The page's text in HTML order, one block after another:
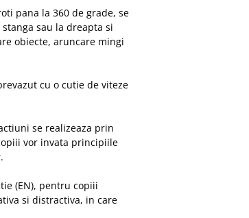
pana la 360 de grade, se
sau la dreapta si
obiecte, aruncare mingi
cu o cutie de viteze
se realizeaza prin
vor invata principiile
(EN), pentru copiii
si distractiva, in care